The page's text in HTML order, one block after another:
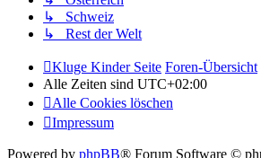
↳ Schweiz
↳ Rest der Welt
Kluge Kinder Seite Foren-Übersicht
Alle Zeiten sind UTC+02:00
Alle Cookies löschen
Impressum
Powered by phpBB® Forum Software ©